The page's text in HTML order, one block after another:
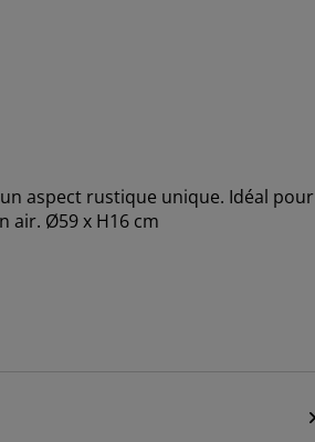
aspect rustique unique. Idéal pour
air. Ø59 x H16 cm